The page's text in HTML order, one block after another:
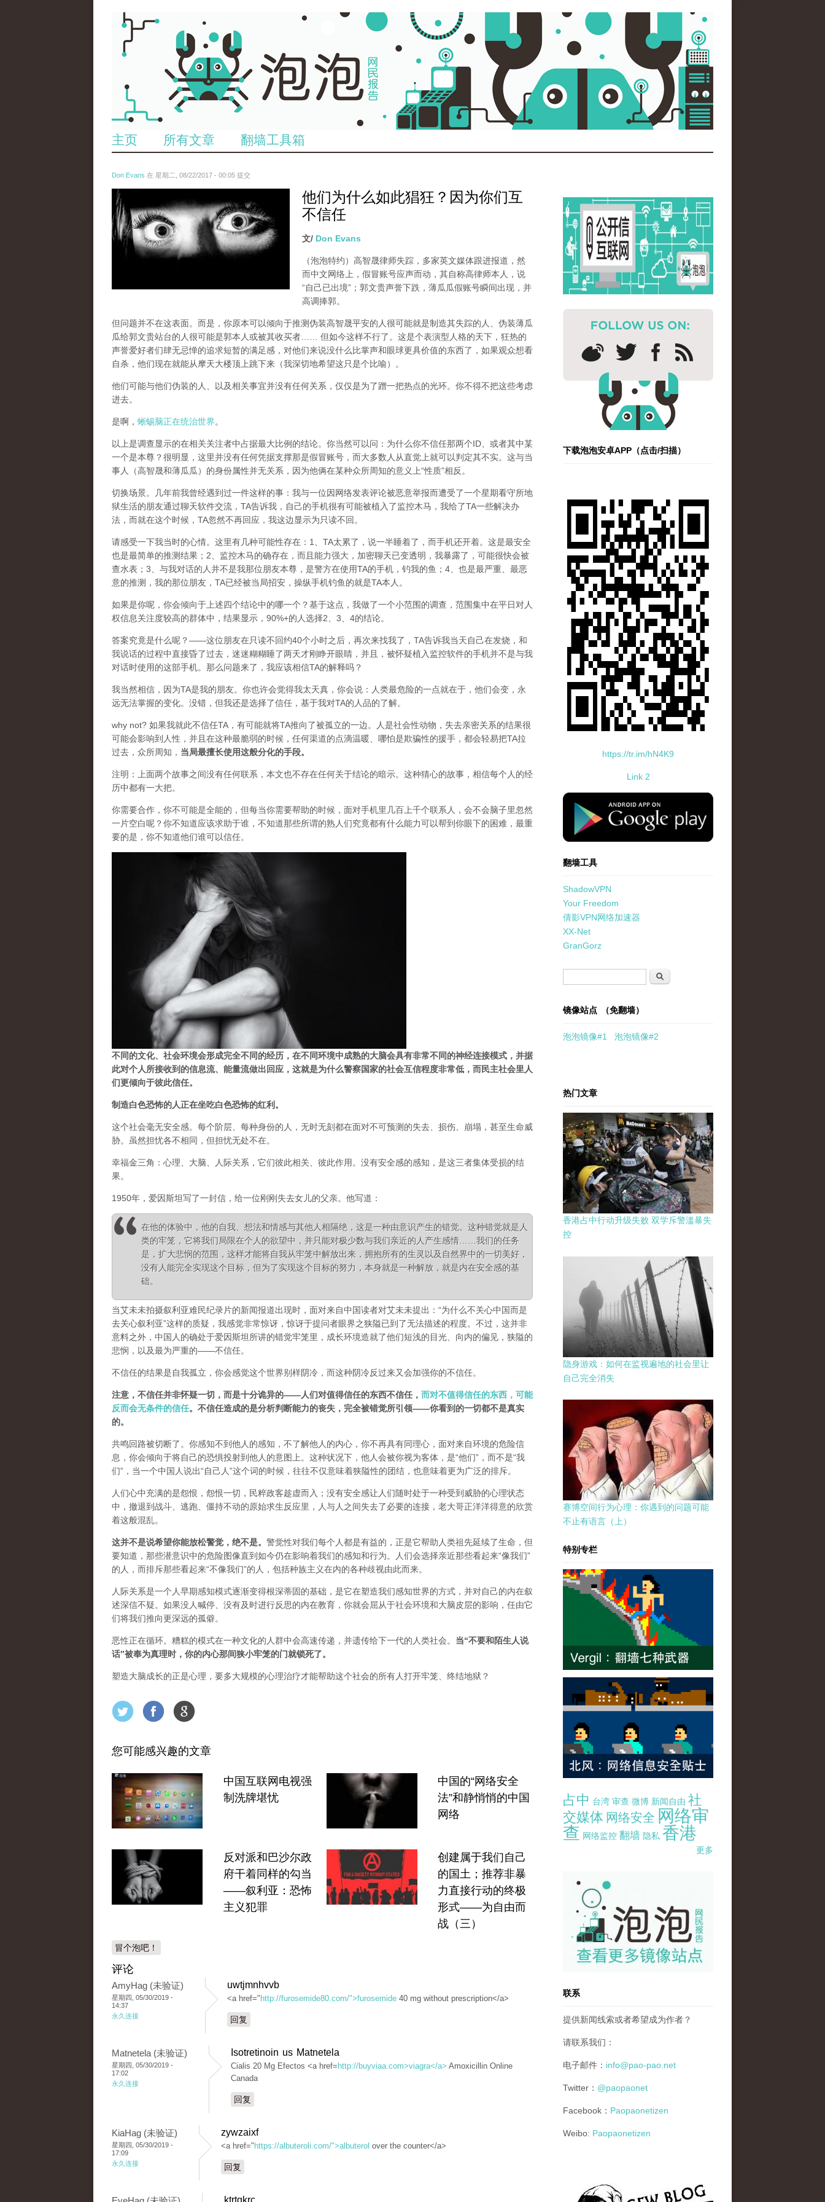
主页 所有文章 翻墙工具箱
Don Evans 在 星期二, 08/22/2017 - 00:05 提交
wechatimg28.jpeg
他们为什么如此猖狂？因为你们互
不信任
文/ Don Evans
（泡泡特约） 高智晟律师失踪，多家英文媒体跟进报道，然
而中文网络上，假冒账号应声而动，其自称高律师本人，说
“自己已出境”；郭文贵声誉下跌，薄瓜瓜假账号瞬间出现，并
高调捧郭。
但问题并不在这表面。而是，你原本可以倾向于推测伪装高智晟平安的人很可能就是制造其失踪的人、伪装薄瓜
瓜给郭文贵站台的人很可能是郭本人或被其收买者…… 但如今这样不行了。这是个表演型人格的天下，狂热的
声誉爱好者们肆无忌惮的追求短暂的满足感，对他们来说没什么比掌声和眼球更具价值的东西了，如果观众想看
自杀，他们现在就能从摩天大楼顶上跳下来（我深切地希望这只是个比喻）。
他们可能与他们伪装的人、以及相关事宜并没有任何关系，仅仅是为了蹭一把热点的光环。你不得不把这些考虑
进去。
是啊， 蜥蜴脑正在统治世界。
以上是调查显示的在相关关注者中占据最大比例的结论。你当然可以问：为什么你不信任那两个ID、或者其中某
一个是本尊？很明显，这里并没有任何凭据支撑那是假冒账号，而大多数人从直觉上就可以判定其不实。这与当
事人（高智晟和薄瓜瓜）的身份属性并无关系，因为他俩在某种众所周知的意义上“性质”相反。
切换场景。几年前我曾经遇到过一件这样的事：我与一位因网络发表评论被恶意举报而遭受了一个星期看守所地
狱生活的朋友通过聊天软件交流，TA告诉我，自己的手机很有可能被植入了监控木马，我给了TA一些解决办
法，而就在这个时候，TA忽然不再回应，我这边显示为只读不回。
请感受一下我当时的心情。这里有几种可能性存在：1、TA太累了，说一半睡着了，而手机还开着。这是最安全
也是最简单的推测结果；2、监控木马的确存在，而且能力强大，加密聊天已变透明，我暴露了，可能很快会被
查水表；3、与我对话的人并不是我那位朋友本尊，是警方在使用TA的手机，钓我的鱼；4、也是最严重、最恶
意的推测，我的那位朋友，TA已经被当局招安，操纵手机钓鱼的就是TA本人。
如果是你呢，你会倾向于上述四个结论中的哪一个？基于这点，我做了一个小范围的调查，范围集中在平日对人
权信息关注度较高的群体中，结果显示，90%+的人选择2、3、4的结论。
答案究竟是什么呢？——这位朋友在只读不回约40个小时之后，再次来找我了，TA告诉我当天自己在发烧，和
我说话的过程中直接昏了过去，迷迷糊糊睡了两天才刚睁开眼睛，并且，被怀疑植入监控软件的手机并不是与我
对话时使用的这部手机。那么问题来了，我应该相信TA的解释吗？
我当然相信，因为TA是我的朋友。你也许会觉得我太天真，你会说：人类最危险的一点就在于，他们会变，永
远无法掌握的变化。没错，但我还是选择了信任，基于我对TA的人品的了解。
why not? 如果我就此不信任TA，有可能就将TA推向了被孤立的一边。人是社会性动物，失去亲密关系的结果很
可能会影响到人性，并且在这种最脆弱的时候，任何渠道的点滴温暖、哪怕是欺骗性的援手，都会轻易把TA拉
过去，众所周知， 当局最擅长使用这般分化的手段。
注明：上面两个故事之间没有任何联系，本文也不存在任何关于结论的暗示。这种猜心的故事，相信每个人的经
历中都有一大把。
你需要合作，你不可能是全能的，但每当你需要帮助的时候，面对手机里几百上千个联系人，会不会脑子里忽然
一片空白呢？你不知道应该求助于谁，不知道那些所谓的熟人们究竟都有什么能力可以帮到你眼下的困难，最重
要的是，你不知道他们谁可以信任。
不同的文化、社会环境会形成完全不同的经历，在不同环境中成熟的大脑会具有非常不同的神经连接模式，并据
此对个人所接收到的信息流、能量流做出回应，这就是为什么警察国家的社会互信程度非常低，而民主社会里人
们更倾向于彼此信任。
制造白色恐怖的人正在坐吃白色恐怖的红利。
这个社会毫无安全感。每个阶层、每种身份的人，无时无刻都在面对不可预测的失去、损伤、崩塌，甚至生命威
胁。虽然担忧各不相同，但担忧无处不在。
幸福金三角：心理、大脑、人际关系，它们彼此相关、彼此作用。没有安全感的感知，是这三者集体受损的结
果。
1950年，爱因斯坦写了一封信，给一位刚刚失去女儿的父亲。他写道：
在他的体验中，他的自我、想法和情感与其他人相隔绝，这是一种由意识产生的错觉。这种错觉就是人
类的牢笼，它将我们局限在个人的欲望中，并只能对极少数与我们亲近的人产生感情……我们的任务
是，扩大悲悯的范围，这样才能将自我从牢笼中解放出来，拥抱所有的生灵以及自然界中的一切美好，
没有人能完全实现这个目标，但为了实现这个目标的努力，本身就是一种解放，就是内在安全感的基
础。
当艾未未拍摄叙利亚难民纪录片的新闻报道出现时，面对来自中国读者对艾未未提出：“为什么不关心中国而是
去关心叙利亚”这样的质疑，我感觉非常惊讶，惊讶于提问者眼界之狭隘已到了无法描述的程度。不过，这并非
意料之外，中国人的确处于爱因斯坦所讲的错觉牢笼里，成长环境造就了他们短浅的目光、向内的偏见，狭隘的
悲悯，以及最为严重的——不信任。
不信任的结果是自我孤立，你会感觉这个世界别样阴冷，而这种阴冷反过来又会加强你的不信任。
注意，不信任并非怀疑一切，而是十分诡异的——人们对值得信任的东西不信任， 而对不值得信任的东西，可能
反而会无条件的信任。不信任造成的是分析判断能力的丧失，完全被错觉所引领——你看到的一切都不是真实
的。
共鸣回路被切断了。你感知不到他人的感知，不了解他人的内心，你不再具有同理心，面对来自环境的危险信
息，你会倾向于将自己的恐惧投射到他人的意图上。这种状况下，他人会被你视为客体，是“他们”，而不是“我
们”， 当一个中国人说出“自己人”这个词的时候，往往不仅意味着狭隘性的团结，也意味着更为广泛的排斥。
人们心中充满的是怨恨，怨恨一切，民粹政客趁虚而入；没有安全感让人们随时处于一种受到威胁的心理状态
中，撤退到战斗、逃跑、僵持不动的原始求生反应里，人与人之间失去了必要的连接，老大哥正洋洋得意的欣赏
着这般混乱。
这并不是说希望你能放松警觉，绝不是。 警觉性对我们每个人都是有益的，正是它帮助人类祖先延续了生命，但
要知道，那些潜意识中的危险图像直到如今仍在影响着我们的感知和行为。人们会选择亲近那些看起来“像我们”
的人，而排斥那些看起来“不像我们”的人，包括种族主义在内的各种歧视由此而来。
人际关系是一个人早期感知模式逐渐变得根深蒂固的基础，是它在塑造我们感知世界的方式，并对自己的内在叙
述深信不疑。如果没人喊停、没有及时进行反思的内在教育，你就会屈从于社会环境和大脑皮层的影响，任由它
们将我们推向更深远的孤僻。
恶性正在循环。糟糕的模式在一种文化的人群中会高速传递，并遗传给下一代的人类社会。 当“不要和陌生人说
话”被奉为真理时，你的内心那间狭小牢笼的门就锁死了。
塑造大脑成长的正是心理，要多大规模的心理治疗才能帮助这个社会的所有人打开牢笼、终结地狱？
您可能感兴趣的文章
中国互联网电视强
制洗牌堪忧
中国的“网络安全
法”和静悄悄的中国
网络
反对派和巴沙尔政
府干着同样的勾当
——叙利亚：恐怖
主义犯罪
创建属于我们自己
的国土；推荐非暴
力直接行动的终极
形式——为自由而
战（三）
冒个泡吧！
评论
AmyHag (未验证)
星期四, 05/30/2019 -
14:37
永久连接
uwtjmnhvvb
<a href=" http://furosemide80.com/">furosemide 40 mg without prescription</a>
回复
Matnetela (未验证)
星期四, 05/30/2019 -
17:02
永久连接
Isotretinoin us Matnetela
Cialis 20 Mg Efectos <a href= http://buyviaa.com>viagra</a> Amoxicillin Online
Canada
回复
KiaHag (未验证)
星期四, 05/30/2019 -
17:09
永久连接
zywzaixf
<a href=" https://albuteroli.com/">albuterol over the counter</a>
回复
下载泡泡安卓APP（点击/扫描）
https://tr.im/hN4K9
Link 2
standard-icon-googleplay-app-store.png
翻墙工具
ShadowVPN
Your Freedom
倩影VPN网络加速器
XX-Net
GranGorz
搜索
镜像站点 （免翻墙）
泡泡镜像#1 泡泡镜像#2
热门文章
香港占中行动升级失败 双学斥警滥暴失
控
隐身游戏：如何在监视遍地的社会里让
自己完全消失
赛博空间行为心理：你遇到的问题可能
不止有语言（上）
特别专栏
占中 台湾 审查 微博 新闻自由 社
交媒体 网络安全 网络审
查 网络监控 翻墙 隐私 香港
更多
pao-pao-banner-mirror-site-120814.jpg
联系
提供新闻线索或者希望成为作者？
请联系我们：
电子邮件： info@pao-pao.net
Twitter： @paopaonet
Facebook： Paopaonetizen
Weibo: Paopaonetizen
gfw_blog_small.jpg